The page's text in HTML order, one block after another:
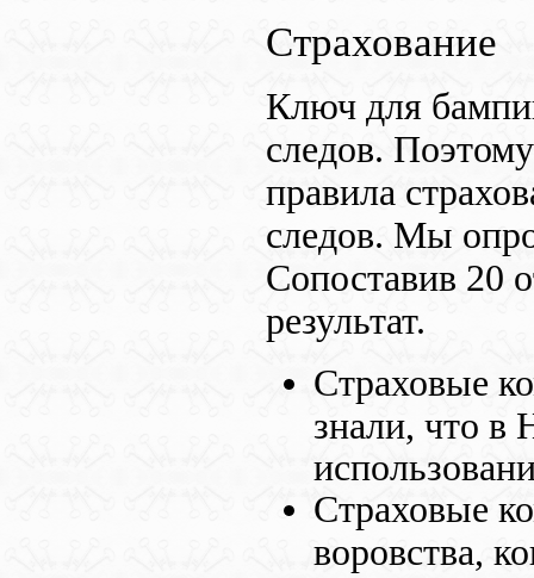
Страхование
Ключ для
следов.
правила
следов. Мы
Сопоставив 20
результат.
Страховые
знали, что в
Страховые
воровства,